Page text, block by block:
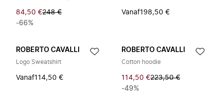
84,50 €248 €
-66%
Vanaf198,50 €
ROBERTO CAVALLI
Logo Sweatshirt
Vanaf114,50 €
ROBERTO CAVALLI
Cotton hoodie
114,50 €223,50 €
-49%